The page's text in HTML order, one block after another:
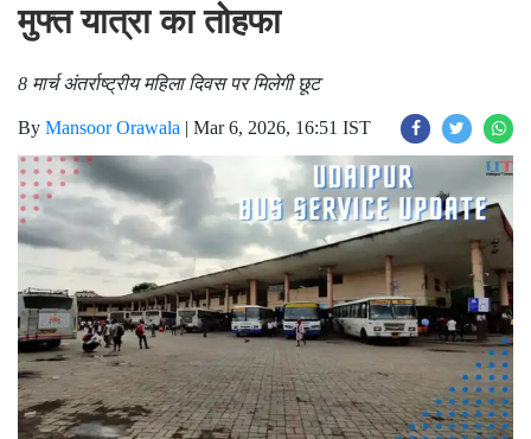
मुफ्त यात्रा का तोहफा
8 मार्च अंतर्राष्ट्रीय महिला दिवस पर मिलेगी छूट
By Mansoor Orawala | Mar 6, 2026, 16:51 IST